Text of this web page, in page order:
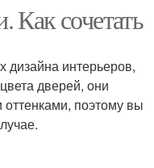
Как сочетать
дизайна интерьеров,
дверей, они
оттенками, поэтому вы